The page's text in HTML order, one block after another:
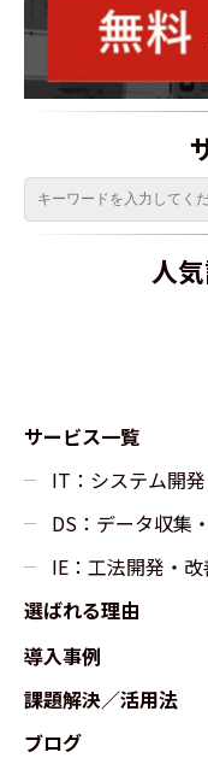
人
サービス一覧
IT：システム開
DS：データ収集
IE：工法開発・改
選ばれる理由
導入事例
課題解決／活用法
ブログ